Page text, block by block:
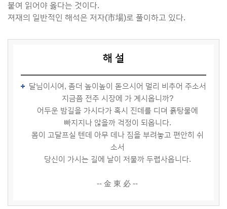
붙여 읽어야 옳다는 것이다.
져재의 일반적인 해석은 저자(市場)로 풀이하고 있다.
해 설
달님이시여, 좀더 높이높이 돋으시어 멀리 비추어 주소서
지금쯤 전주 시장에 가 계시옵니까?
어두운 밤길을 가시다가 혹시 진데를 디뎌 흙탕물에
빠지지나 않을까 걱정이 되옵니다.
몸이 고달프실 텐데 아무 데나 짐을 부려놓고 편안히 쉬
소서
당신이 가시는 길에 날이 저물까 두렵사옵니다.
-- 金 東 必 --